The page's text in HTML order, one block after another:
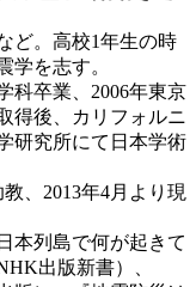
ど。高校1年生の時
学を志す。
科卒業、2006年東京
得後、カリフォルニ
研究所にて日本学術
、2013年4月より現
本列島で何が起きて
出版新書）、